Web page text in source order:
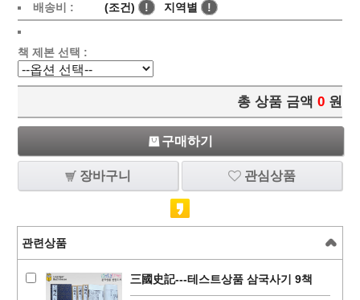
배송비 :
(조건) ! 지역별 !
책 제본 선택 :
총 상품 금액 0 원
구매하기
장바구니 관심상품
관련상품
三國史記---테스트상품 삼국사기 9책